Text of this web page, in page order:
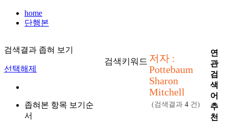
home
단행본
검색결과 좁혀 보기
선택해제
좁혀본 항목 보기순
서
검색키워드 저자 :
Pottebaum
Sharon
Mitchell
(검색결과 4 건)
연
관
검
색
어
추
천